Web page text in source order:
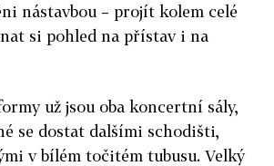
nástavbou – projít kolem celé
si pohled na přístav i na
už jsou oba koncertní sály,
se dostat dalšími schodišti,
v bílém točitém tubusu. Velký